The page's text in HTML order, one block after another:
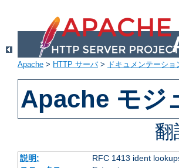
Apache > HTTP サーバ> ドキュメンテーショ
Apache モジ
翻
説明:
RFC 1413 ident